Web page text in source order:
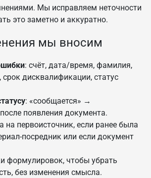
Мы исправляем неточности
это заметно и аккуратно.
мы вносим
: счёт, дата/время, фамилия,
срок дисквалификации, статус
: «сообщается» →
появления документа.
на первоисточник, если ранее была
посредник или если документ
формулировок, чтобы убрать
без изменения смысла.